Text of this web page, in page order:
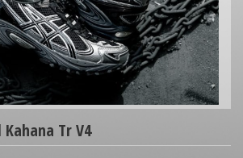
Kahana Tr V4